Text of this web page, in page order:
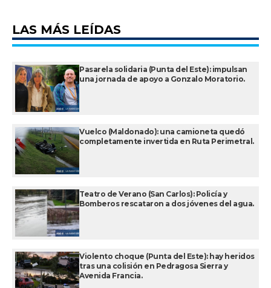
LAS MÁS LEÍDAS
Pasarela solidaria (Punta del Este): impulsan
una jornada de apoyo a Gonzalo Moratorio.
Vuelco (Maldonado): una camioneta quedó
completamente invertida en Ruta Perimetral.
Teatro de Verano (San Carlos): Policía y
Bomberos rescataron a dos jóvenes del agua.
Violento choque (Punta del Este): hay heridos
tras una colisión en Pedragosa Sierra y
Avenida Francia.